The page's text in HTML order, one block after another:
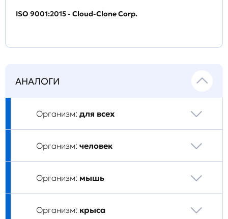
ISO 9001:2015 - Cloud-Clone Corp.
АНАЛОГИ
Организм: для всех
Организм: человек
Организм: мышь
Организм: крыса